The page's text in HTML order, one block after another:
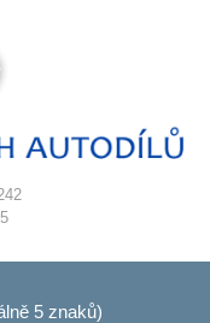
5 znaků)